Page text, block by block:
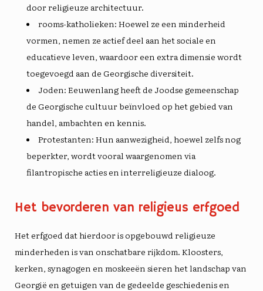
door religieuze architectuur.
rooms-katholieken: Hoewel ze een minderheid
vormen, nemen ze actief deel aan het sociale en
educatieve leven, waardoor een extra dimensie wordt
toegevoegd aan de Georgische diversiteit.
Joden: Eeuwenlang heeft de Joodse gemeenschap
de Georgische cultuur beïnvloed op het gebied van
handel, ambachten en kennis.
Protestanten: Hun aanwezigheid, hoewel zelfs nog
beperkter, wordt vooral waargenomen via
filantropische acties en interreligieuze dialoog.
Het bevorderen van religieus erfgoed
Het erfgoed dat hierdoor is opgebouwd religieuze
minderheden is van onschatbare rijkdom. Kloosters,
kerken, synagogen en moskeeën sieren het landschap van
Georgië en getuigen van de gedeelde geschiedenis en